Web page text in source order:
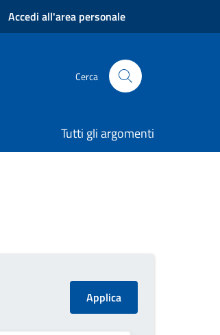
Accedi all'area personale
Cerca
Tutti gli argomenti